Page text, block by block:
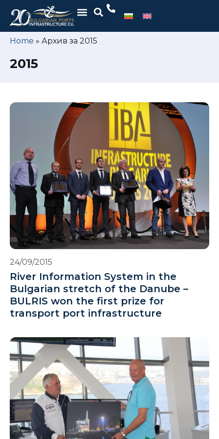
Home » Архив за 2015
2015
24/09/2015
River Information System in the
Bulgarian stretch of the Danube –
BULRIS won the first prize for
transport port infrastructure